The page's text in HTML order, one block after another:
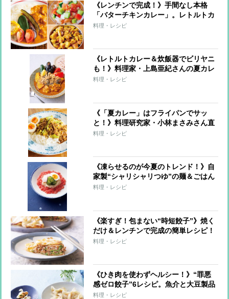
《レンチンで完成！》手間なし本格
「バターチキンカレー」。レトルトカ
レーが激変する簡単トッピングも
料理・レシピ
《レトルトカレー＆炊飯器でビリヤニ
も！》料理家・上島亜紀さんの夏カレ
ーレシピ
料理・レシピ
《「夏カレー」はフライパンでサッ
と！》料理研究家・小林まさみさん直
伝レシピ
料理・レシピ
《凍らせるのが今夏のトレンド！》自
家製“シャリシャリつゆ”の麺＆ごはん
7レシピ
料理・レシピ
《楽すぎ！包まない“時短餃子”》焼く
だけ＆レンチンで完成の簡単レシピ！
料理・レシピ
《ひき肉を使わずヘルシー！》“罪悪
感ゼロ餃子”6レシピ。魚介と大豆製品
で大満足！
料理・レシピ